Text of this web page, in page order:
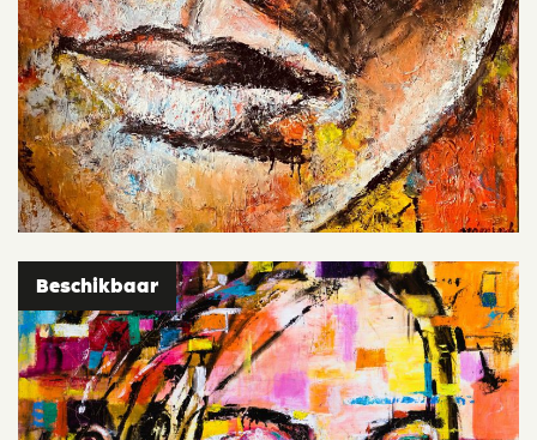
Beschikbaar